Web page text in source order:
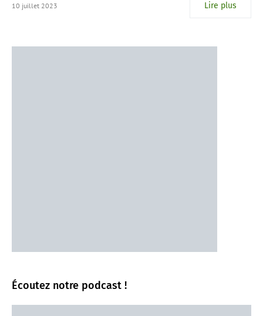
10 juillet 2023 Lire plus
Écoutez notre podcast !